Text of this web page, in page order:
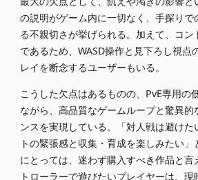
の説明がゲーム内に一切なく、手探り
る不親切さが挙げられる。加えて、コ
であるため、WASD操作と見下ろし視点
レイを断念するユーザーもいる。
こうした欠点はあるものの、PvE専用の
ながら、高品質なゲームループと驚異的
ンスを実現している。「対人戦は避けた
トの緊張感と収集・育成を楽しみたい
にとっては、迷わず購入すべき作品と言
トローラーで遊びたいプレイヤーは、